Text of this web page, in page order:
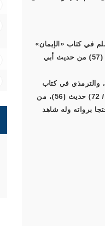
في كتاب «الحدود» باب «لا يشرب الخمر» حديث (6772)، ومسلم في كتاب «الإيمان»
باب «بيان نقصان الإيمان بالمعاصي ونفيه عن المتلبس بالمعصية على إرادة نفي كماله» حديث (57) من حديث أبي
أبو داود في كتاب «السنة» باب «الدليل على زيادة الإيمان ونقصانه» حديث (4690)، والترمذي في كتاب
«الإيمان» باب «ما جاء لا يزني الزاني وهو مؤمن» حديث (2625)، والحاكم في «مستدركه» (1/ 72) حديث (56)، من
برواته وله شاهد